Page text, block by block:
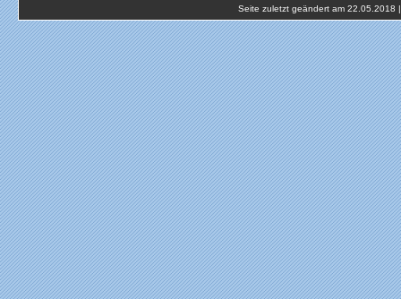
Seite zuletzt geändert am 22.05.2018